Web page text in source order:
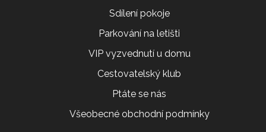
Sdílení pokoje
Parkování na letišti
VIP vyzvednutí u domu
Cestovatelský klub
Ptáte se nás
Všeobecné obchodní podmínky